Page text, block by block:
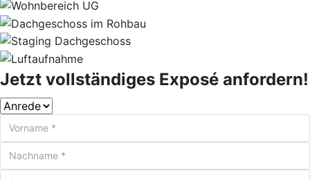
Jetzt vollständiges Exposé anfordern!